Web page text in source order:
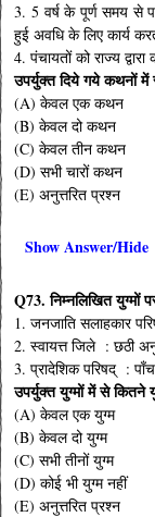
3. 5 वर्ष के पूर्ण समय से
हुई अवधि के लिए कार्य
4. पंचायतों को राज्य
उपर्युक्त दिये गये कथनों
(A) केवल एक कथन
(B) केवल दो कथन
(C) केवल तीन कथन
(D) सभी चारों कथन
(E) अनुत्तरित प्रश्न
Show Answer/Hide
Q73. निम्नलिखित युग्मों
1. जनजाति सलाहकार
2. स्वायत्त जिले : छठी
3. प्रादेशिक परिषद् :
उपर्युक्त युग्मों में से कितने
(A) केवल एक युग्म
(B) केवल दो युग्म
(C) सभी तीनों युग्म
(D) कोई भी युग्म नहीं
(E) अनुत्तरित प्रश्न